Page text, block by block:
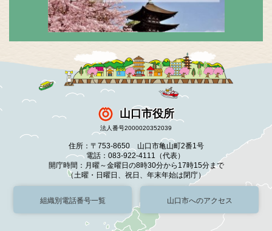
山口市役所
法人番号2000020352039
住所：〒753-8650 山口市亀山町2番1号
電話：083-922-4111（代表）
開庁時間：月曜～金曜日の8時30分から17時15分まで
（土曜・日曜日、祝日、年末年始は閉庁）
組織別電話番号一覧 山口市へのアクセス